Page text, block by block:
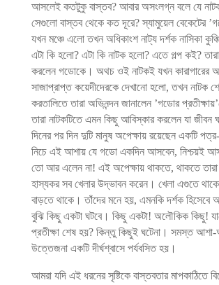
আসলেই কতটুকু বাস্তব? আবার অসংলগ্ন বলে যে নাটক
সেগুলো বাস্তব থেকে কত দূরে? স্যামুয়েল বেকেটের
যখন মঞ্চে এলো তখন অধিকাংশ নাট্য দর্শক নাসিকা
এটা কি হলো? এটা কি নাটক হলো? এতে গল্প কই?
করলেন গডোকে। অথচ ওই নাটকই যখন কারাগারের
সাজাপ্রাপ্ত কয়েদীদেরকে দেখানো হলো, তখন নাটক
করতালিতে তারা অভিনন্দন জানালেন ’গডোর
তারা নাটকটিতে এমন কিছু আবিস্কার করলেন যা জীবন
দিনের পর দিন দুটি মানুষ অপেক্ষায় রয়েছেন একটি
নিচে এই আশায় যে গডো একদিন আসবেন, নিশ্চয়ই
তো আর এলেন না! এই অপেক্ষায় থাকতে, থাকতে
হাস্যকর সব খেলার উদ্ভাবন করেন। খেলা এগুতে
বাড়তে থাকে। তাঁদের মনে হয়, এমনকি দর্শক হিসেবে
বুঝি কিছু একটা ঘটবে। কিছু একটা! অলৌকিক কিছু!
প্রতীক্ষা শেষ হয়? কিন্তু কিছুই ঘটেনা। সমস্ত
উত্তেজনা একটি দীর্ঘশ্বাসে পর্যবসিত হয়।
আমরা যদি এই ধরনের সৃষ্টিকে বাস্তবতার মাপকাঠিতে